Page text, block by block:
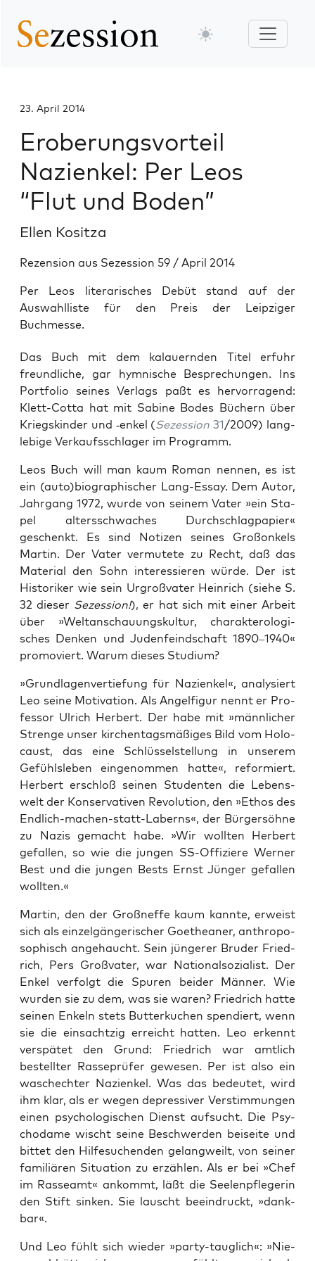
23. April 2014
Eroberungsvorteil
Nazienkel: Per Leos
“Flut und Boden”
Ellen Kositza
Rezension aus Sezession 59 / April 2014
Per Leos literarisches Debüt stand auf der
Auswahlliste für den Preis der Leipziger
Buchmesse.
Das Buch mit dem kalau­ern­den Titel erfuhr
freund­li­che, gar hym­ni­sche Bespre­chun­gen. Ins
Port­fo­lio sei­nes Ver­lags paßt es her­vor­ra­gend:
Klett-Cot­ta hat mit Sabi­ne Bodes Büchern über
Kriegs­kin­der und ‑enkel (Sezes­si­on 31/2009) lang­
le­bi­ge Ver­kaufs­schla­ger im Programm.
Leos Buch will man kaum Roman nen­nen, es ist
ein (auto)biographischer Lang-Essay. Dem Autor,
Jahr­gang 1972, wur­de von sei­nem Vater »ein Sta­
pel alters­schwa­ches Durch­schlag­pa­pier«
geschenkt. Es sind Noti­zen sei­nes Groß­on­kels
Mar­tin. Der Vater ver­mu­te­te zu Recht, daß das
Mate­ri­al den Sohn inter­es­sie­ren wür­de. Der ist
His­to­ri­ker wie sein Urgroß­va­ter Hein­rich (sie­he S.
32 die­ser Sezes­si­on!), er hat sich mit einer Arbeit
über »Welt­an­schau­ungs­kul­tur, cha­rak­te­ro­lo­gi­
sches Den­ken und Juden­feind­schaft 1890–1940«
pro­mo­viert. War­um die­ses Studium?
»Grund­la­gen­ver­tie­fung für Nazi­en­kel«, ana­ly­siert
Leo sei­ne Moti­va­ti­on. Als Angel­fi­gur nennt er Pro­
fes­sor Ulrich Her­bert. Der habe mit »männ­li­cher
Stren­ge unser kir­chen­tags­mä­ßi­ges Bild vom Holo­
caust, das eine Schlüs­sel­stel­lung in unse­rem
Gefühls­le­ben ein­ge­nom­men hat­te«, refor­miert.
Her­bert erschloß sei­nen Stu­den­ten die Lebens­
welt der Kon­ser­va­ti­ven Revo­lu­ti­on, den »Ethos des
End­lich-machen-statt-Laberns«, der Bür­ger­söh­ne
zu Nazis gemacht habe. »Wir woll­ten Her­bert
gefal­len, so wie die jun­gen SS-Offi­zie­re Wer­ner
Best und die jun­gen Bests Ernst Jün­ger gefal­len
wollten.«
Mar­tin, den der Groß­nef­fe kaum kann­te, erweist
sich als ein­zel­gän­ge­ri­scher Goe­thea­ner, anthro­po­
so­phisch ange­haucht. Sein jün­ge­rer Bru­der Fried­
rich, Pers Groß­va­ter, war Natio­nal­so­zia­list. Der
Enkel ver­folgt die Spu­ren bei­der Män­ner. Wie
wur­den sie zu dem, was sie waren? Fried­rich hat­te
sei­nen Enkeln stets But­ter­ku­chen spen­diert, wenn
sie die ein­sach­t­zig erreicht hat­ten. Leo erkennt
ver­spä­tet den Grund: Fried­rich war amt­lich
bestell­ter Ras­se­prü­fer gewe­sen. Per ist also ein
wasch­ech­ter Nazi­en­kel. Was das bedeu­tet, wird
ihm klar, als er wegen depres­si­ver Ver­stim­mun­gen
einen psy­cho­lo­gi­schen Dienst auf­sucht. Die Psy­
cho­da­me wischt sei­ne Beschwer­den bei­sei­te und
bit­tet den Hil­fe­su­chen­den gelang­weilt, von sei­ner
fami­liä­ren Situa­ti­on zu erzäh­len. Als er bei »Chef
im Ras­se­amt« ankommt, läßt die See­len­pfle­ge­rin
den Stift sin­ken. Sie lauscht beein­druckt, »dank­
bar«.
Und Leo fühlt sich wie­der »par­ty-taug­lich«: »Nie­